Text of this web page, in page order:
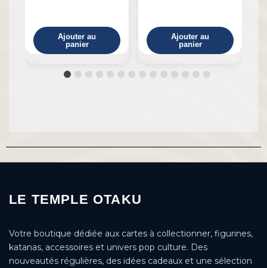
Ajouter au
panier
Ajouter au
panier
LE TEMPLE OTAKU
Votre boutique dédiée aux cartes à collectionner, figurines,
katanas, accessoires et univers pop culture. Des
nouveautés régulières, des idées cadeaux et une sélection